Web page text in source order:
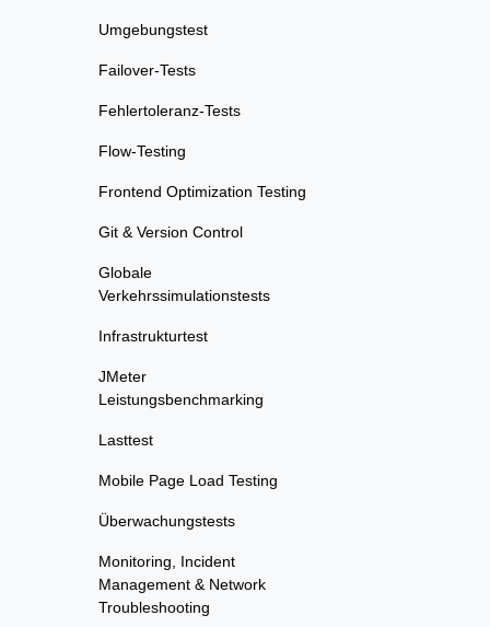
Umgebungstest
Failover-Tests
Fehlertoleranz-Tests
Flow-Testing
Frontend Optimization Testing
Git & Version Control
Globale
Verkehrssimulationstests
Infrastrukturtest
JMeter
Leistungsbenchmarking
Lasttest
Mobile Page Load Testing
Überwachungstests
Monitoring, Incident
Management & Network
Troubleshooting